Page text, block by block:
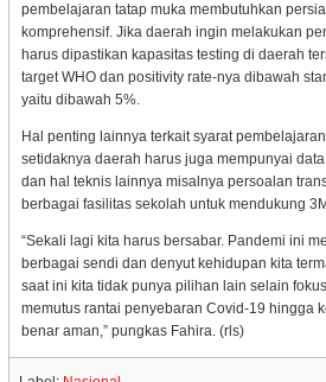
pembelajaran tatap muka membutuhkan
komprehensif. Jika daerah ingin melakukan
harus dipastikan kapasitas testing di daerah
target WHO dan positivity rate-nya dibawah
yaitu dibawah 5%.
Hal penting lainnya terkait syarat
setidaknya daerah harus juga mempunyai
dan hal teknis lainnya misalnya persoalan
berbagai fasilitas sekolah untuk mendukung
“Sekali lagi kita harus bersabar. Pandemi ini
berbagai sendi dan denyut kehidupan kita
saat ini kita tidak punya pilihan lain selain
memutus rantai penyebaran Covid-19 hingga
benar aman,” pungkas Fahira. (rls)